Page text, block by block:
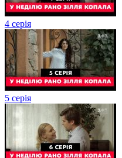
4 серія
5 серія